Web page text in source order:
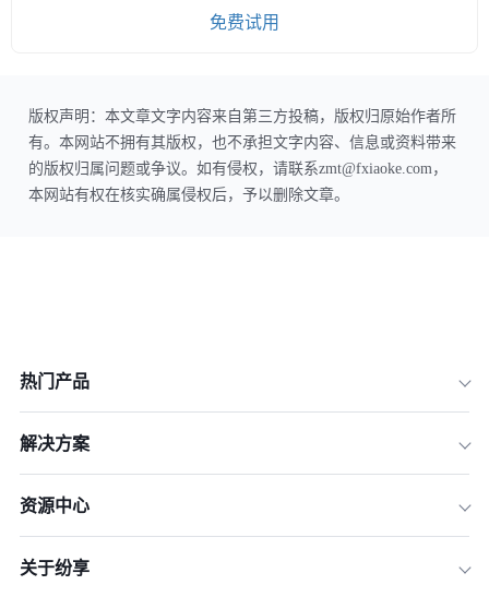
免费试用
版权声明：本文章文字内容来自第三方投稿，版权归原始作者所
有。本网站不拥有其版权，也不承担文字内容、信息或资料带来
的版权归属问题或争议。如有侵权，请联系zmt@fxiaoke.com，
本网站有权在核实确属侵权后，予以删除文章。
热门产品
解决方案
资源中心
关于纷享